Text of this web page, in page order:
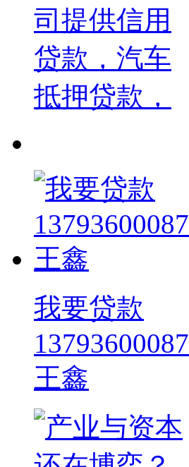
司提供信用
贷款，汽车
抵押贷款，
我要贷款
13793600087
王鑫